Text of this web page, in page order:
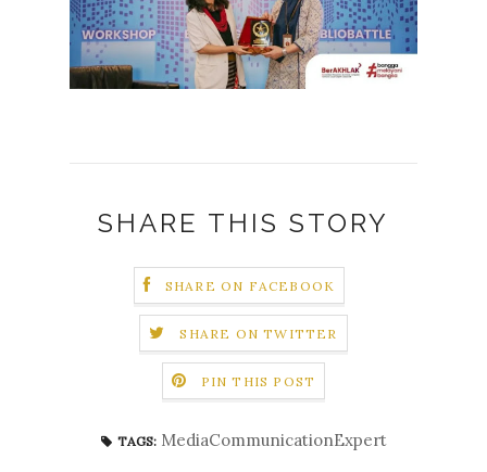
SHARE THIS STORY
SHARE ON FACEBOOK
SHARE ON TWITTER
PIN THIS POST
TAGS: MediaCommunicationExpert